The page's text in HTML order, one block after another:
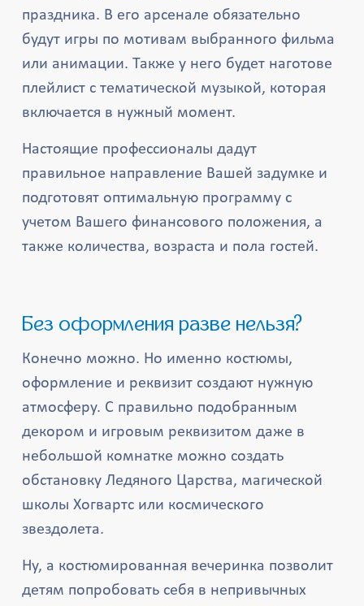
праздника. В его арсенале обязательно
будут игры по мотивам выбранного фильма
или анимации. Также у него будет наготове
плейлист с тематической музыкой, которая
включается в нужный момент.
Настоящие профессионалы дадут
правильное направление Вашей задумке и
подготовят оптимальную программу с
учетом Вашего финансового положения, а
также количества, возраста и пола гостей.
Без оформления разве нельзя?
Конечно можно. Но именно костюмы,
оформление и реквизит создают нужную
атмосферу. С правильно подобранным
декором и игровым реквизитом даже в
небольшой комнатке можно создать
обстановку Ледяного Царства, магической
школы Хогвартс или космического
звездолета.
Ну, а костюмированная вечеринка позволит
детям попробовать себя в непривычных